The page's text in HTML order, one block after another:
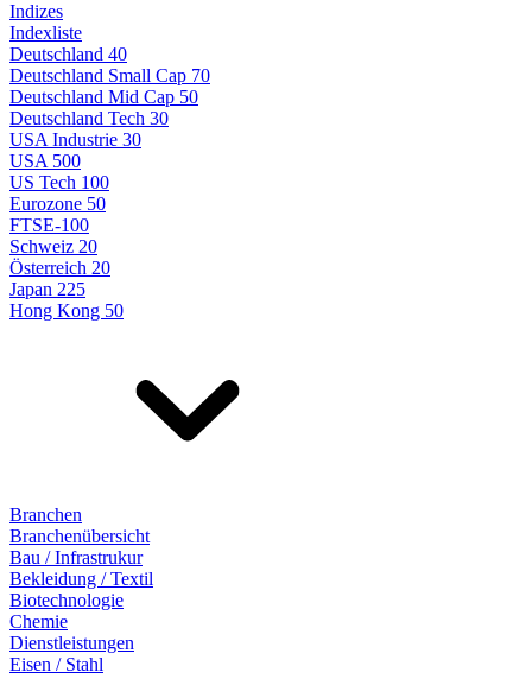
Indizes
Indexliste
Deutschland 40
Deutschland Small Cap 70
Deutschland Mid Cap 50
Deutschland Tech 30
USA Industrie 30
USA 500
US Tech 100
Eurozone 50
FTSE-100
Schweiz 20
Österreich 20
Japan 225
Hong Kong 50
Branchen
Branchenübersicht
Bau / Infrastrukur
Bekleidung / Textil
Biotechnologie
Chemie
Dienstleistungen
Eisen / Stahl